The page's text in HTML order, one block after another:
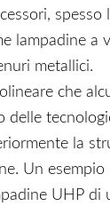
spesso
lampadine a
metallici.
che
delle
la
Un esempio
UHP di